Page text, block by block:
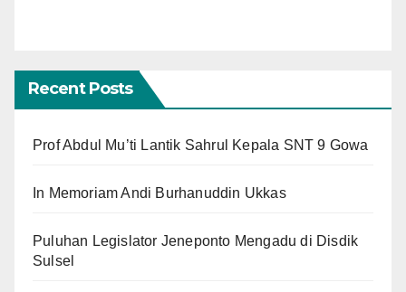
Recent Posts
Prof Abdul Mu’ti Lantik Sahrul Kepala SNT 9 Gowa
In Memoriam Andi Burhanuddin Ukkas
Puluhan Legislator Jeneponto Mengadu di Disdik
Sulsel